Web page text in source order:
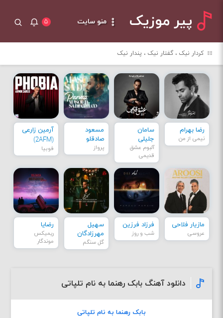
پیر موزیک منو سایت ۵
کردار نیک ، گفتار نیک ، پندار نیک
رضا بهرام
نیمی از من
سامان
جلیلی
آلبوم عشق
قدیمی
مسعود
صادقلو
پرواز
آرمین زارعی
(2AFM)
فوبیا
مازیار فلاحی
عروسی
فرزاد فرزین
شب و روز
سهیل
مهرزادگان
گل سنگم
رضایا
ریمیکس
موندگار
دانلود آهنگ بابک رهنما به نام تلپاتی
بابک رهنما به نام تلپاتی